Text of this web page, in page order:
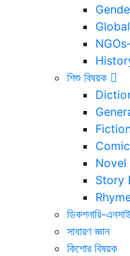
শিশু বিষয়ক
Novel
Story
ডিকশনারি-
সাধারণ জ্ঞান
কিশোর বিষয়ক